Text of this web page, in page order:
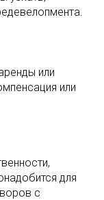
или
или
для
с